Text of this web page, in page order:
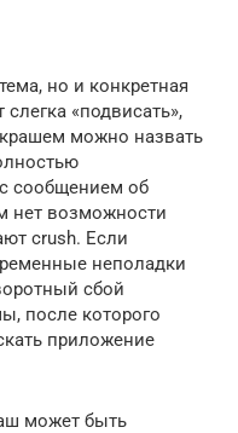
но и конкретная
«подвисать»,
можно назвать
сообщением об
нет возможности
crush. Если
неполадки
сбой
после которого
приложение
может быть